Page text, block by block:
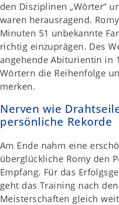
den Disziplinen „Wörter“
waren herausragend.
Minuten 51 unbekannte
richtig einzuprägen. Des
angehende Abiturientin in
Wörtern die Reihenfolge
merken.
Nerven wie
persönliche Rekorde
Am Ende nahm eine
überglückliche Romy den
Empfang. Für das
geht das Training nach
Meisterschaften gleich